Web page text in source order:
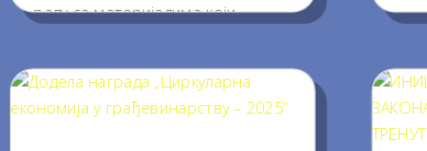
раду са материјалима који
кандидати су...
Прочитај...